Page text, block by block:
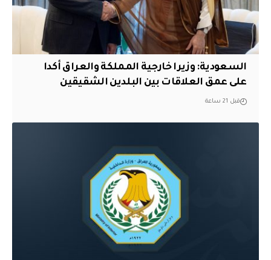
السعودية: وزيرا خارجية المملكة والعراق أكدا
على عمق العلاقات بين البلدين الشقيقين
قبل 21 ساعة